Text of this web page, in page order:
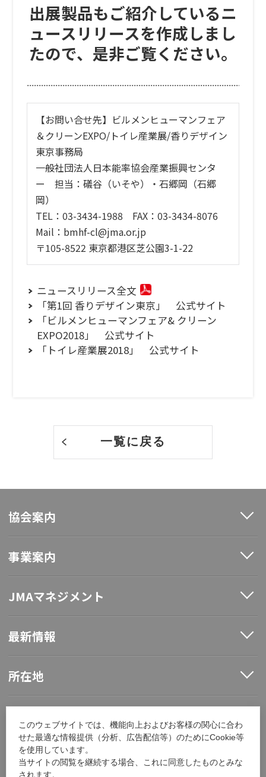
このウェブサイトでは、機能向上およびお客様の関心に合わ
せた最適な情報提供（分析、広告配信等）のためにCookie等
を使用しています。
当サイトの閲覧を継続する場合、これに同意したものとみな
されます。
出展製品もご紹介しているニ
ュースリリースを作成しまし
たので、是非ご覧ください。
【お問い合せ先】ビルメンヒューマンフェア
＆クリーンEXPO/トイレ産業展/香りデザイン
東京事務局
一般社団法人日本能率協会産業振興センタ
ー 担当：礒谷（いそや）・石郷岡（石郷
岡）
TEL：03-3434-1988 FAX：03-3434-8076
Mail：bmhf-cl@jma.or.jp
〒105-8522 東京都港区芝公園3-1-22
ニュースリリース全文
「第1回 香りデザイン東京」 公式サイト
「ビルメンヒューマンフェア& クリーン
EXPO2018」 公式サイト
「トイレ産業展2018」 公式サイト
一覧に戻る
協会案内
事業案内
JMAマネジメント
最新情報
所在地
採用情報